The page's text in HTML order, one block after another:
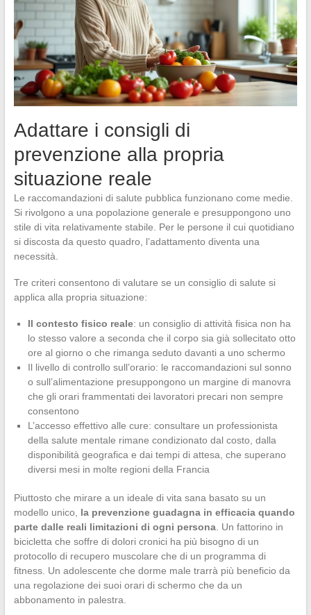
Adattare i consigli di
prevenzione alla propria
situazione reale
Le raccomandazioni di salute pubblica funzionano come medie.
Si rivolgono a una popolazione generale e presuppongono uno
stile di vita relativamente stabile. Per le persone il cui quotidiano
si discosta da questo quadro, l’adattamento diventa una
necessità.
Tre criteri consentono di valutare se un consiglio di salute si
applica alla propria situazione:
Il contesto fisico reale: un consiglio di attività fisica non ha
lo stesso valore a seconda che il corpo sia già sollecitato otto
ore al giorno o che rimanga seduto davanti a uno schermo
Il livello di controllo sull’orario: le raccomandazioni sul sonno
o sull’alimentazione presuppongono un margine di manovra
che gli orari frammentati dei lavoratori precari non sempre
consentono
L’accesso effettivo alle cure: consultare un professionista
della salute mentale rimane condizionato dal costo, dalla
disponibilità geografica e dai tempi di attesa, che superano
diversi mesi in molte regioni della Francia
Piuttosto che mirare a un ideale di vita sana basato su un
modello unico, la prevenzione guadagna in efficacia quando
parte dalle reali limitazioni di ogni persona. Un fattorino in
bicicletta che soffre di dolori cronici ha più bisogno di un
protocollo di recupero muscolare che di un programma di
fitness. Un adolescente che dorme male trarrà più beneficio da
una regolazione dei suoi orari di schermo che da un
abbonamento in palestra.